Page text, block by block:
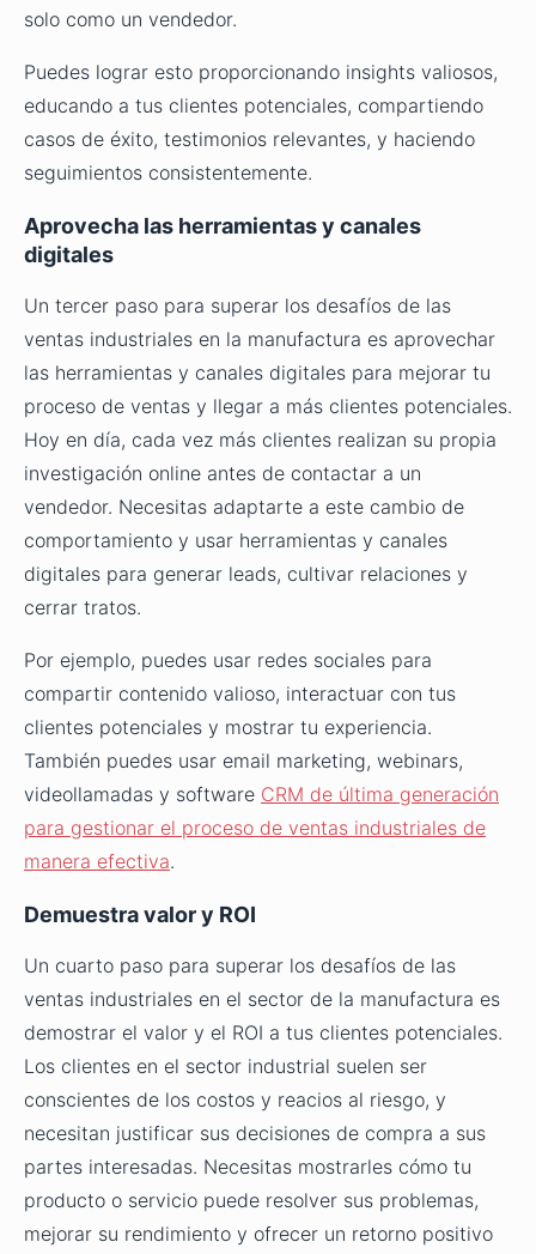
solo como un vendedor.
Puedes lograr esto proporcionando insights valiosos,
educando a tus clientes potenciales, compartiendo
casos de éxito, testimonios relevantes, y haciendo
seguimientos consistentemente.
Aprovecha las herramientas y canales
digitales
Un tercer paso para superar los desafíos de las
ventas industriales en la manufactura es aprovechar
las herramientas y canales digitales para mejorar tu
proceso de ventas y llegar a más clientes potenciales.
Hoy en día, cada vez más clientes realizan su propia
investigación online antes de contactar a un
vendedor. Necesitas adaptarte a este cambio de
comportamiento y usar herramientas y canales
digitales para generar leads, cultivar relaciones y
cerrar tratos.
Por ejemplo, puedes usar redes sociales para
compartir contenido valioso, interactuar con tus
clientes potenciales y mostrar tu experiencia.
También puedes usar email marketing, webinars,
videollamadas y software CRM de última generación
para gestionar el proceso de ventas industriales de
manera efectiva.
Demuestra valor y ROI
Un cuarto paso para superar los desafíos de las
ventas industriales en el sector de la manufactura es
demostrar el valor y el ROI a tus clientes potenciales.
Los clientes en el sector industrial suelen ser
conscientes de los costos y reacios al riesgo, y
necesitan justificar sus decisiones de compra a sus
partes interesadas. Necesitas mostrarles cómo tu
producto o servicio puede resolver sus problemas,
mejorar su rendimiento y ofrecer un retorno positivo